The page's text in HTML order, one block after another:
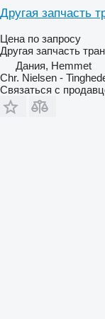
Другая запчасть
Цена по запросу
Другая запчасть
Дания, Hemmet
Chr. Nielsen -
Связаться с